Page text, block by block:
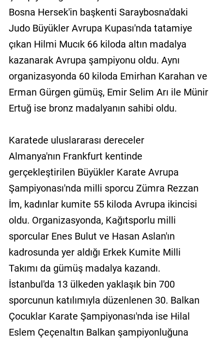
Bosna Hersek'in başkenti Saraybosna'daki
Judo Büyükler Avrupa Kupası'nda tatamiye
çıkan Hilmi Mucık 66 kiloda altın madalya
kazanarak Avrupa şampiyonu oldu. Aynı
organizasyonda 60 kiloda Emirhan Karahan ve
Erman Gürgen gümüş, Emir Selim Arı ile Münir
Ertuğ ise bronz madalyanın sahibi oldu.
Karatede uluslararası dereceler
Almanya'nın Frankfurt kentinde
gerçekleştirilen Büyükler Karate Avrupa
Şampiyonası'nda milli sporcu Zümra Rezzan
İm, kadınlar kumite 55 kiloda Avrupa ikincisi
oldu. Organizasyonda, Kağıtsporlu milli
sporcular Enes Bulut ve Hasan Aslan'ın
kadrosunda yer aldığı Erkek Kumite Milli
Takımı da gümüş madalya kazandı.
İstanbul'da 13 ülkeden yaklaşık bin 700
sporcunun katılımıyla düzenlenen 30. Balkan
Çocuklar Karate Şampiyonası'nda ise Hilal
Eslem Çeçenaltın Balkan şampiyonluğuna